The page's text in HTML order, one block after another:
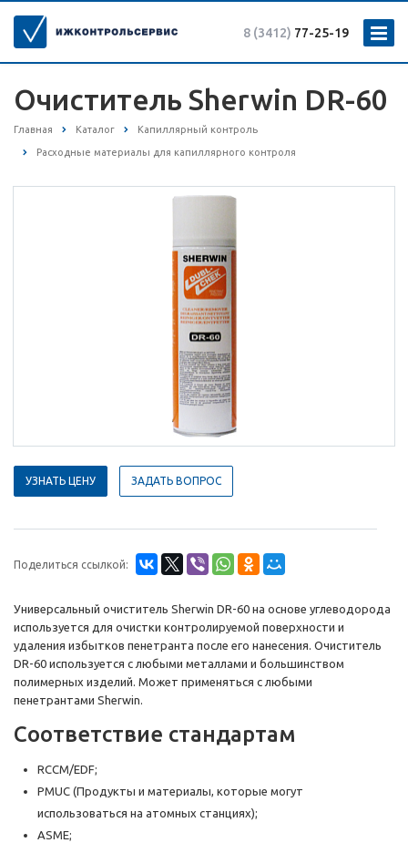
8 (3412) 77-25-19
Очиститель Sherwin DR-60
Главная Каталог Капиллярный контроль
Расходные материалы для капиллярного контроля
УЗНАТЬ ЦЕНУ ЗАДАТЬ ВОПРОС
Поделиться ссылкой:
Универсальный очиститель Sherwin DR-60 на основе углеводорода
используется для очистки контролируемой поверхности и
удаления избытков пенетранта после его нанесения. Очиститель
DR-60 используется с любыми металлами и большинством
полимерных изделий. Может применяться с любыми
пенетрантами Sherwin.
Соответствие стандартам
RCCM/EDF;
PMUC (Продукты и материалы, которые могут
использоваться на атомных станциях);
ASME;